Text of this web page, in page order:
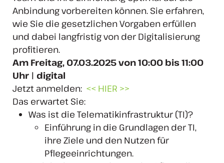
Anbindung vorbereiten können. Sie erfahren,
wie Sie die gesetzlichen Vorgaben erfüllen
und dabei langfristig von der Digitalisierung
profitieren.
Am Freitag, 07.03.2025 von 10:00 bis 11:00
Uhr | digital
Jetzt anmelden: << HIER >>
Das erwartet Sie:
Was ist die Telematikinfrastruktur (TI)?
Einführung in die Grundlagen der TI,
ihre Ziele und den Nutzen für
Pflegeeinrichtungen.